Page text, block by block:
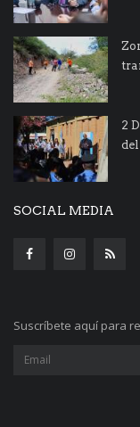
2
del
SOCIAL MEDIA
Suscríbete aquí para